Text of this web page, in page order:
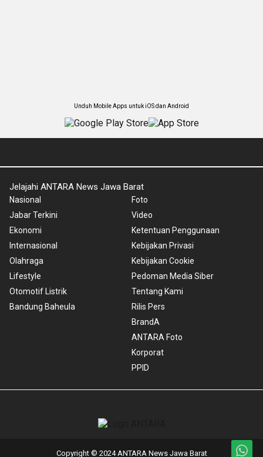
Unduh Mobile Apps untuk iOS dan Android
Jelajahi ANTARA News Jawa Barat
Nasional
Jabar Terkini
Ekonomi
Internasional
Olahraga
Lifestyle
Otomotif Listrik
Bandung Baheula
Foto
Video
Ketentuan Penggunaan
Kebijakan Privasi
Kebijakan Cookie
Pedoman Media Siber
Tentang Kami
Rilis Pers
BrandA
ANTARA Foto
Korporat
PPID
Copyright © 2024 ANTARA News Jawa Barat